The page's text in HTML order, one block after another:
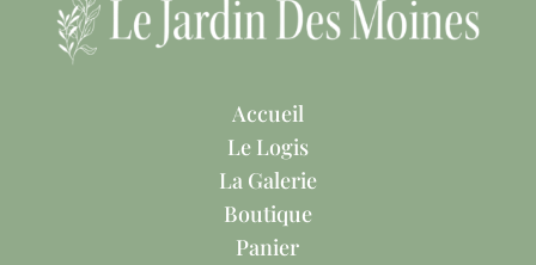
Accueil
Le Logis
La Galerie
Boutique
Panier